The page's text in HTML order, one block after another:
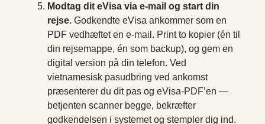
Modtag dit eVisa via e-mail og start din
rejse. Godkendte eVisa ankommer som en
PDF vedhæftet en e-mail. Print to kopier (én til
din rejsemappe, én som backup), og gem en
digital version på din telefon. Ved
vietnamesisk pasudbring ved ankomst
præsenterer du dit pas og eVisa-PDF’en —
betjenten scanner begge, bekræfter
godkendelsen i systemet og stempler dig ind.